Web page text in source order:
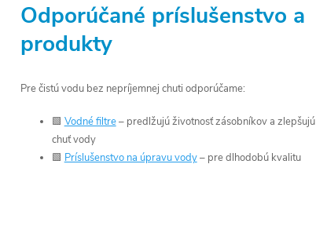
Odporúčané príslušenstvo a
produkty
Pre čistú vodu bez nepríjemnej chuti odporúčame:
🟩 Vodné filtre– predlžujú životnosť zásobníkov a zlepšujú
chuť vody
🟩 Príslušenstvo na úpravu vody– pre dlhodobú kvalitu